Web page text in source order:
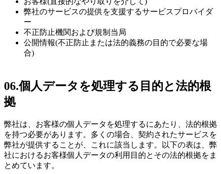
弊社のサービスの提供を支援するサービスプロバイダ
ー
不正防止機関および規制当局
公開情報(不正防止または法的義務の目的で必要な場
合)
06.個人データを処理する目的と法的根
拠
弊社は、お客様の個人データを処理するにあたり、法的根拠
を持つ必要があります。多くの場合、契約されたサービスを
弊社が提供することが、これに該当します。以下の表は、弊
社におけるお客様個人データの利用目的とその法的根拠をま
とめています。